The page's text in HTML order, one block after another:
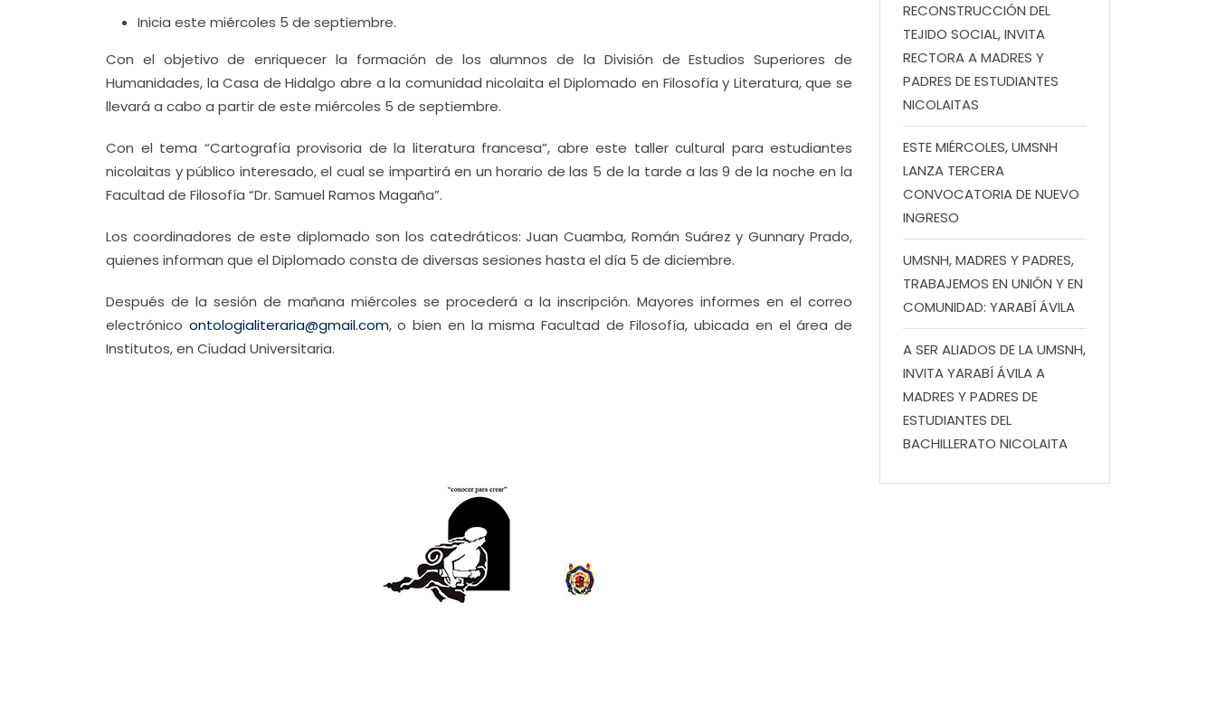
Inicia este miércoles 5 de septiembre.
Con el objetivo de enriquecer la formación de los alumnos de la División de Estudios Superiores de
Humanidades, la Casa de Hidalgo abre a la comunidad nicolaita el Diplomado en Filosofía y Literatura, que se
llevará a cabo a partir de este miércoles 5 de septiembre.
Con el tema “Cartografía provisoria de la literatura francesa”, abre este taller cultural para estudiantes
nicolaitas y público interesado, el cual se impartirá en un horario de las 5 de la tarde a las 9 de la noche en la
Facultad de Filosofía “Dr. Samuel Ramos Magaña”.
Los coordinadores de este diplomado son los catedráticos: Juan Cuamba, Román Suárez y Gunnary Prado,
quienes informan que el Diplomado consta de diversas sesiones hasta el día 5 de diciembre.
Después de la sesión de mañana miércoles se procederá a la inscripción. Mayores informes en el correo
electrónico ontologialiteraria@gmail.com, o bien en la misma Facultad de Filosofía, ubicada en el área de
Institutos, en Ciudad Universitaria.
RECONSTRUCCIÓN DEL
TEJIDO SOCIAL, INVITA
RECTORA A MADRES Y
PADRES DE ESTUDIANTES
NICOLAITAS
ESTE MIÉRCOLES, UMSNH
LANZA TERCERA
CONVOCATORIA DE NUEVO
INGRESO
UMSNH, MADRES Y PADRES,
TRABAJEMOS EN UNIÓN Y EN
COMUNIDAD: YARABÍ ÁVILA
A SER ALIADOS DE LA UMSNH,
INVITA YARABÍ ÁVILA A
MADRES Y PADRES DE
ESTUDIANTES DEL
BACHILLERATO NICOLAITA